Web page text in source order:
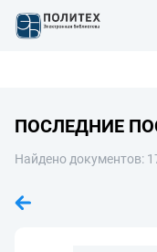
ПОСЛЕДНИЕ
Найдено документов: